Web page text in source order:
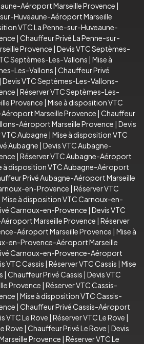
Aéroport Marseille Provence |
Huveaune-Aéroport Marseille
VTC La Penne-sur-Huveaune-
| Chauffeur Privé La Penne-sur-
Provence | Devis VTC Septèmes-
Septèmes-Les-Vallons | Mise à
Les-Vallons | Chauffeur Privé
| Devis VTC Septèmes-Les-Vallons-
| Réserver VTC Septèmes-Les-
Provence | Mise à disposition VTC
Marseille Provence | Chauffeur
Aéroport Marseille Provence | Devis
VTC Aubagne | Mise à disposition VTC
Aubagne | Devis VTC Aubagne-
| Réserver VTC Aubagne-Aéroport
à disposition VTC Aubagne-Aéroport
Privé Aubagne-Aéroport Marseille
en-Provence | Réserver VTC
Mise à disposition VTC Carnoux-en-
Carnoux-en-Provence | Devis VTC
Marseille Provence | Réserver
Aéroport Marseille Provence | Mise à
en-Provence-Aéroport Marseille
Carnoux-en-Provence-Aéroport
VTC Cassis | Réserver VTC Cassis | Mise
| Chauffeur Privé Cassis | Devis VTC
Provence | Réserver VTC Cassis-
| Mise à disposition VTC Cassis-
| Chauffeur Privé Cassis-Aéroport
VTC Le Rove | Réserver VTC Le Rove |
Rove | Chauffeur Privé Le Rove | Devis
Provence | Réserver VTC Le